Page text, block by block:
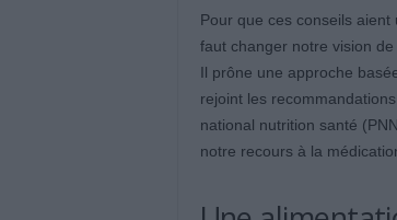
Pour que ces conseils aient
faut changer notre vision de
Il prône une approche
rejoint les
national nutrition santé
notre recours à la